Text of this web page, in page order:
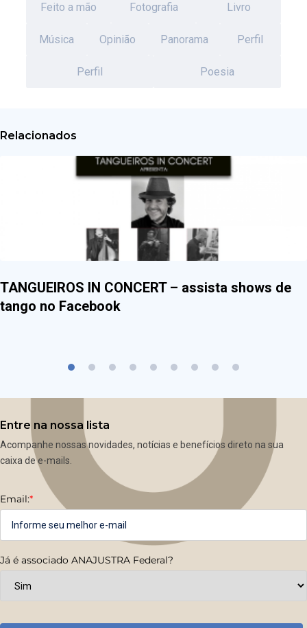
Feito a mão Fotografia Livro
Música Opinião Panorama Perfil
Perfil Poesia
Relacionados
TANGUEIROS IN CONCERT – assista shows de
tango no Facebook
Entre na nossa lista
Acompanhe nossas novidades, notícias e benefícios direto na sua
caixa de e-mails.
Email:*
Já é associado ANAJUSTRA Federal?